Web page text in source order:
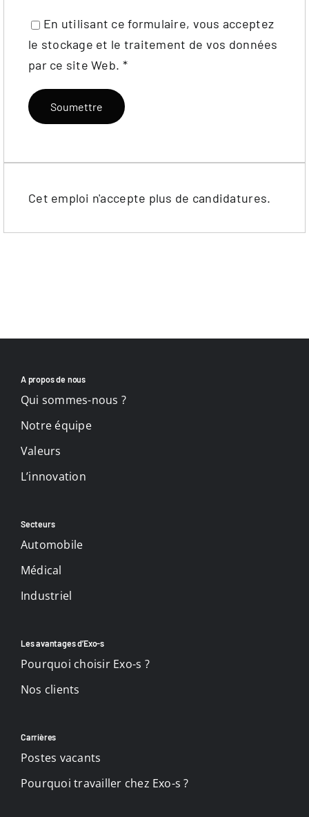
En utilisant ce formulaire, vous acceptez
le stockage et le traitement de vos données
par ce site Web. *
Cet emploi n'accepte plus de candidatures.
A propos de nous
Qui sommes-nous ?
Notre équipe
Valeurs
L’innovation
Secteurs
Automobile
Médical
Industriel
Les avantages d’Exo-s
Pourquoi choisir Exo-s ?
Nos clients
Carrières
Postes vacants
Pourquoi travailler chez Exo-s ?